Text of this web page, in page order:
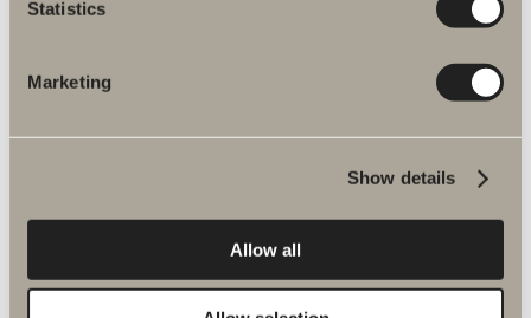
Statistics
Marketing
Show details
Allow all
Fler produkter inom Reservdelar
blandare